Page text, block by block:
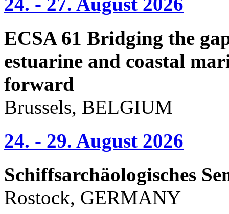
ECSA 61 Bridging the
estuarine and coastal
forward
Brussels, BELGIUM
24. - 29. August 2026
Schiffsarchäologisches
Rostock, GERMANY